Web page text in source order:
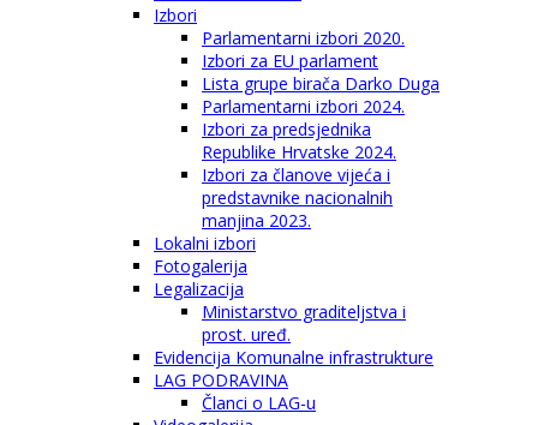
Izbori
Parlamentarni izbori 2020.
Izbori za EU parlament
Lista grupe birača Darko Duga
Parlamentarni izbori 2024.
Izbori za predsjednika
Republike Hrvatske 2024.
Izbori za članove vijeća i
predstavnike nacionalnih
manjina 2023.
Lokalni izbori
Fotogalerija
Legalizacija
Ministarstvo graditeljstva i
prost. uređ.
Evidencija Komunalne infrastrukture
LAG PODRAVINA
Članci o LAG-u